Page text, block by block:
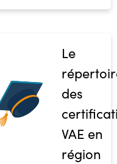
Le
des
VAE en
région